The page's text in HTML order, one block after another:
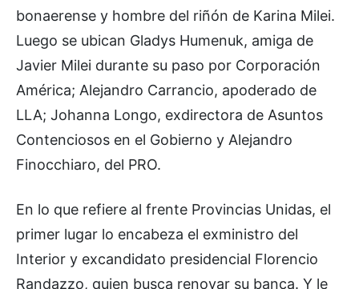
bonaerense y hombre del riñón de Karina Milei.
Luego se ubican Gladys Humenuk, amiga de
Javier Milei durante su paso por Corporación
América; Alejandro Carrancio, apoderado de
LLA; Johanna Longo, exdirectora de Asuntos
Contenciosos en el Gobierno y Alejandro
Finocchiaro, del PRO.
En lo que refiere al frente Provincias Unidas, el
primer lugar lo encabeza el exministro del
Interior y excandidato presidencial Florencio
Randazzo, quien busca renovar su banca. Y le